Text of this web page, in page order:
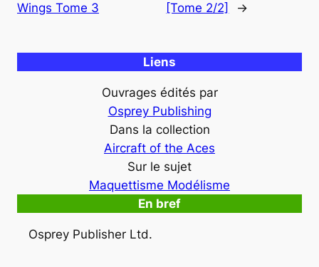
Wings Tome 3
[Tome 2/2]
→
Liens
Ouvrages édités par
Osprey Publishing
Dans la collection
Aircraft of the Aces
Sur le sujet
Maquettisme Modélisme
En bref
Osprey Publisher Ltd.